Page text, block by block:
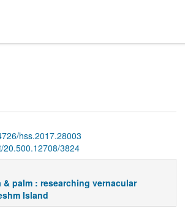
hss.2017.28003
20.500.12708/3824
& palm : researching vernacular
Island